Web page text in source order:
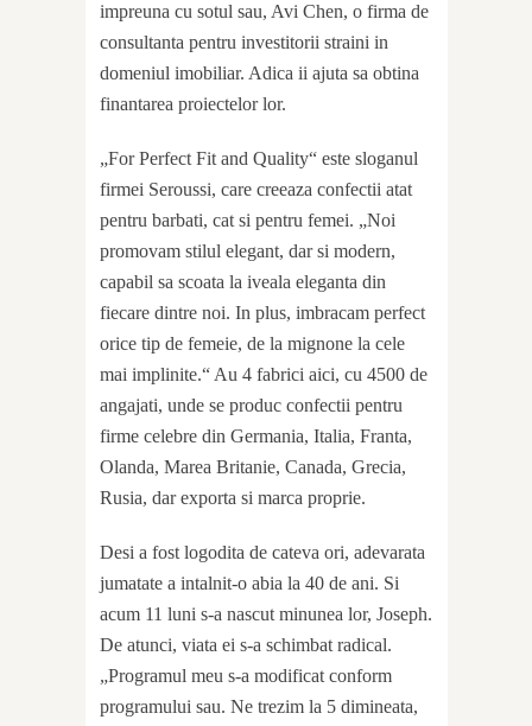
impreuna cu sotul sau, Avi Chen, o firma de
consultanta pentru investitorii straini in
domeniul imobiliar. Adica ii ajuta sa obtina
finantarea proiectelor lor.
„For Perfect Fit and Quality“ este sloganul
firmei Seroussi, care creeaza confectii atat
pentru barbati, cat si pentru femei. „Noi
promovam stilul elegant, dar si modern,
capabil sa scoata la iveala eleganta din
fiecare dintre noi. In plus, imbracam perfect
orice tip de femeie, de la mignone la cele
mai implinite.“ Au 4 fabrici aici, cu 4500 de
angajati, unde se produc confectii pentru
firme celebre din Germania, Italia, Franta,
Olanda, Marea Britanie, Canada, Grecia,
Rusia, dar exporta si marca proprie.
Desi a fost logodita de cateva ori, adevarata
jumatate a intalnit-o abia la 40 de ani. Si
acum 11 luni s-a nascut minunea lor, Joseph.
De atunci, viata ei s-a schimbat radical.
„Programul meu s-a modificat conform
programului sau. Ne trezim la 5 dimineata,